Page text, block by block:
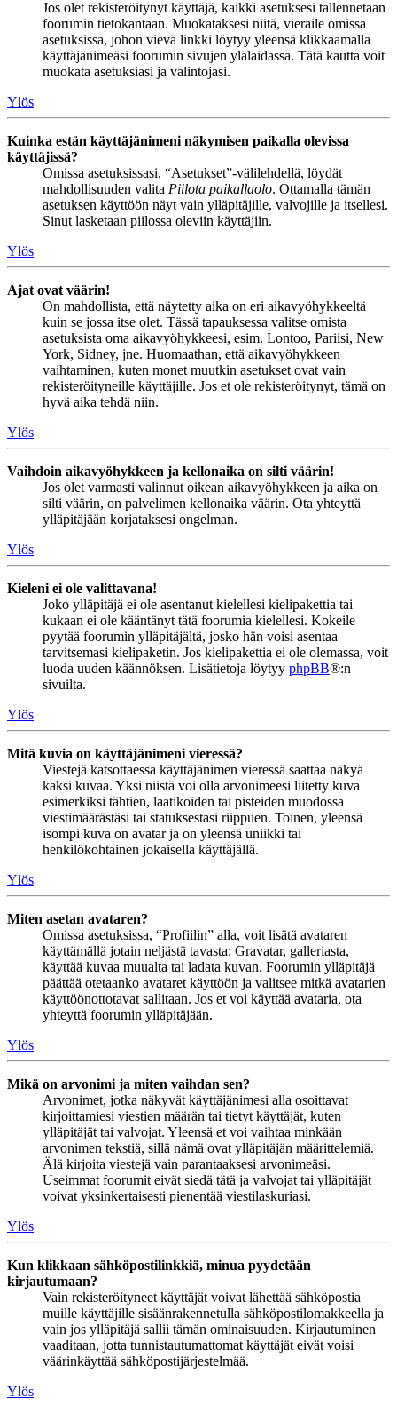
Jos olet rekisteröitynyt käyttäjä, kaikki asetuksesi tallennetaan
foorumin tietokantaan. Muokataksesi niitä, vieraile omissa
asetuksissa, johon vievä linkki löytyy yleensä klikkaamalla
käyttäjänimeäsi foorumin sivujen ylälaidassa. Tätä kautta voit
muokata asetuksiasi ja valintojasi.
Ylös
Kuinka estän käyttäjänimeni näkymisen paikalla olevissa
käyttäjissä?
Omissa asetuksissasi, “Asetukset”-välilehdellä, löydät
mahdollisuuden valita Piilota paikallaolo. Ottamalla tämän
asetuksen käyttöön näyt vain ylläpitäjille, valvojille ja itsellesi.
Sinut lasketaan piilossa oleviin käyttäjiin.
Ylös
Ajat ovat väärin!
On mahdollista, että näytetty aika on eri aikavyöhykkeeltä
kuin se jossa itse olet. Tässä tapauksessa valitse omista
asetuksista oma aikavyöhykkeesi, esim. Lontoo, Pariisi, New
York, Sidney, jne. Huomaathan, että aikavyöhykkeen
vaihtaminen, kuten monet muutkin asetukset ovat vain
rekisteröityneille käyttäjille. Jos et ole rekisteröitynyt, tämä on
hyvä aika tehdä niin.
Ylös
Vaihdoin aikavyöhykkeen ja kellonaika on silti väärin!
Jos olet varmasti valinnut oikean aikavyöhykkeen ja aika on
silti väärin, on palvelimen kellonaika väärin. Ota yhteyttä
ylläpitäjään korjataksesi ongelman.
Ylös
Kieleni ei ole valittavana!
Joko ylläpitäjä ei ole asentanut kielellesi kielipakettia tai
kukaan ei ole kääntänyt tätä foorumia kielellesi. Kokeile
pyytää foorumin ylläpitäjältä, josko hän voisi asentaa
tarvitsemasi kielipaketin. Jos kielipakettia ei ole olemassa, voit
luoda uuden käännöksen. Lisätietoja löytyy phpBB®:n
sivuilta.
Ylös
Mitä kuvia on käyttäjänimeni vieressä?
Viestejä katsottaessa käyttäjänimen vieressä saattaa näkyä
kaksi kuvaa. Yksi niistä voi olla arvonimeesi liitetty kuva
esimerkiksi tähtien, laatikoiden tai pisteiden muodossa
viestimäärästäsi tai statuksestasi riippuen. Toinen, yleensä
isompi kuva on avatar ja on yleensä uniikki tai
henkilökohtainen jokaisella käyttäjällä.
Ylös
Miten asetan avataren?
Omissa asetuksissa, “Profiilin” alla, voit lisätä avataren
käyttämällä jotain neljästä tavasta: Gravatar, galleriasta,
käyttää kuvaa muualta tai ladata kuvan. Foorumin ylläpitäjä
päättää otetaanko avataret käyttöön ja valitsee mitkä avatarien
käyttöönottotavat sallitaan. Jos et voi käyttää avataria, ota
yhteyttä foorumin ylläpitäjään.
Ylös
Mikä on arvonimi ja miten vaihdan sen?
Arvonimet, jotka näkyvät käyttäjänimesi alla osoittavat
kirjoittamiesi viestien määrän tai tietyt käyttäjät, kuten
ylläpitäjät tai valvojat. Yleensä et voi vaihtaa minkään
arvonimen tekstiä, sillä nämä ovat ylläpitäjän määrittelemiä.
Älä kirjoita viestejä vain parantaaksesi arvonimeäsi.
Useimmat foorumit eivät siedä tätä ja valvojat tai ylläpitäjät
voivat yksinkertaisesti pienentää viestilaskuriasi.
Ylös
Kun klikkaan sähköpostilinkkiä, minua pyydetään
kirjautumaan?
Vain rekisteröityneet käyttäjät voivat lähettää sähköpostia
muille käyttäjille sisäänrakennetulla sähköpostilomakkeella ja
vain jos ylläpitäjä sallii tämän ominaisuuden. Kirjautuminen
vaaditaan, jotta tunnistautumattomat käyttäjät eivät voisi
väärinkäyttää sähköpostijärjestelmää.
Ylös